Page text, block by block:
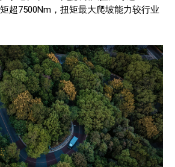
超7500Nm，扭矩最大爬坡能力较行业